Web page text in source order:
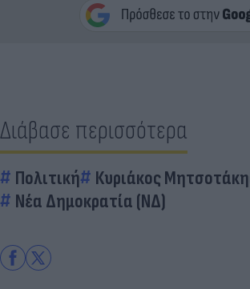
Διάβασε περισσότερα
Πολιτική
Κυριάκος
Νέα Δημοκρατία (ΝΔ)